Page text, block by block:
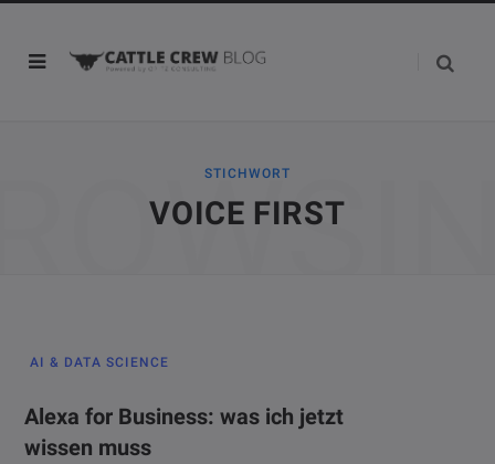
STICHWORT
VOICE FIRST
AI & DATA SCIENCE
Alexa for Business: was ich jetzt
wissen muss